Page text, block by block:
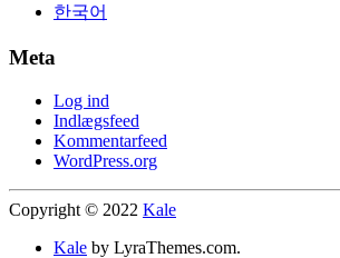
한국어
Meta
Log ind
Indlægsfeed
Kommentarfeed
WordPress.org
Copyright © 2022 Kale
Kale by LyraThemes.com.